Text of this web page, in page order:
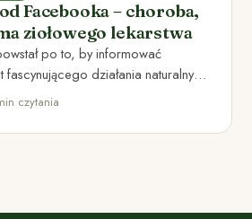
Facebooka – choroba,
ziołowego lekarstwa
po to, by informować
fascynującego działania naturalnych
do…
czytania